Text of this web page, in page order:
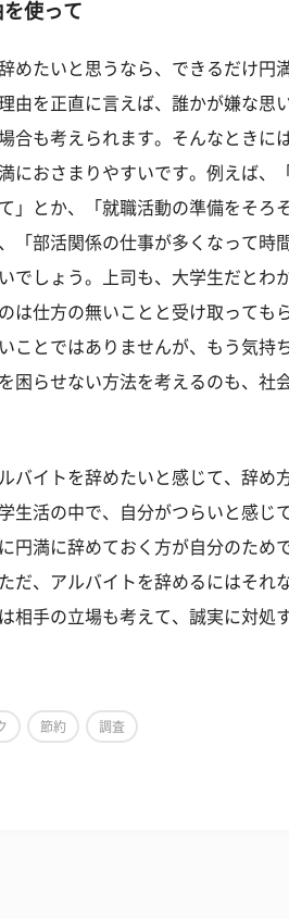
使って
めたいと思うなら、できるだけ円
由を正直に言えば、誰かが嫌な思
合も考えられます。そんなときに
におさまりやすいです。例えば、
」とか、「就職活動の準備をそろ
「部活関係の仕事が多くなって時
でしょう。上司も、大学生だとわ
は仕方の無いことと受け取っても
ことではありませんが、もう気持
困らせない方法を考えるのも、社
バイトを辞めたいと感じて、辞め
生活の中で、自分がつらいと感じ
円満に辞めておく方が自分のため
だ、アルバイトを辞めるにはそれ
相手の立場も考えて、誠実に対処
節約 調査